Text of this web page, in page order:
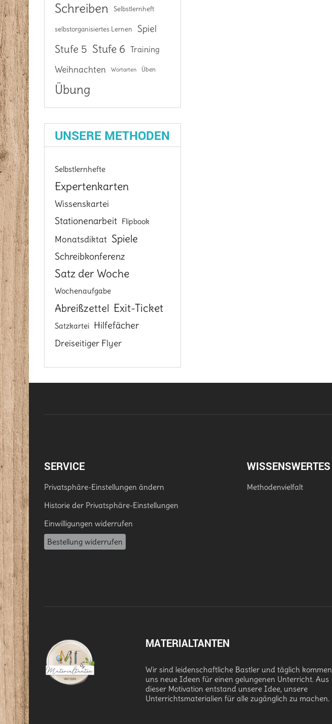
Schreiben Selbstlernheft
selbstorganisiertes Lernen Spiel
Stufe 5 Stufe 6 Training
Weihnachten Wortarten Üben
Übung
UNSERE METHODEN
Selbstlernhefte
Expertenkarten
Wissenskartei
Stationenarbeit Flipbook
Monatsdiktat Spiele
Schreibkonferenz
Satz der Woche
Wochenaufgabe
Abreißzettel Exit-Ticket
Satzkartei Hilfefächer
Dreiseitiger Flyer
SERVICE
Privatsphäre-Einstellungen ändern
Historie der Privatsphäre-Einstellungen
Einwilligungen widerrufen
Bestellung widerrufen
WISSENSWERTES
Methodenvielfalt
MATERIALTANTEN
Wir sind leidenschaftliche Bastler und täglich kommen
uns neue Ideen für einen gelungenen Unterricht. Aus
dieser Motivation entstand unsere Idee, unsere
Unterrichtsmaterialien für alle zugänglich zu machen.